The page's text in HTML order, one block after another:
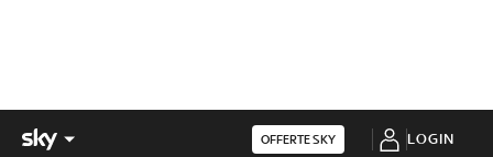
OFFERTE SKY LOGIN